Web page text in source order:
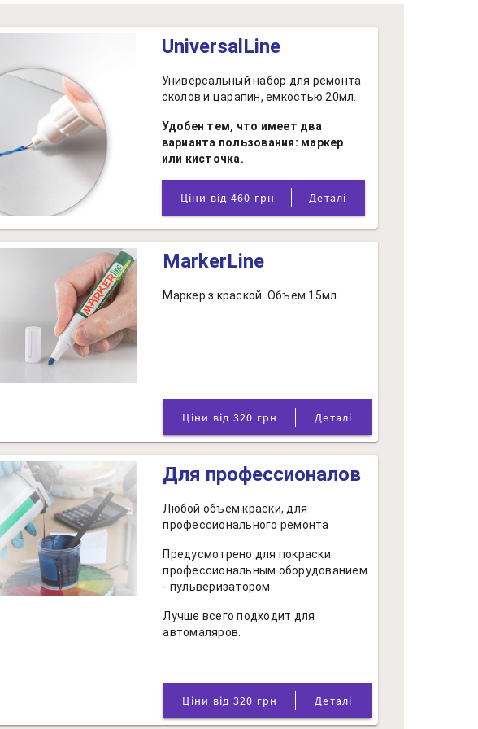
UniversalLine
Универсальный набор для ремонта
сколов и царапин, емкостью 20мл.
Удобен тем, что имеет два
варианта пользования: маркер
или кисточка.
Ціни від 460 грн Деталі
MarkerLine
Маркер з краской. Объем 15мл.
Ціни від 320 грн Деталі
Для профессионалов
Любой объем краски, для
профессионального ремонта
Предусмотрено для покраски
профессиональным оборудованием
- пульверизатором.
Лучше всего подходит для
автомаляров.
Ціни від 320 грн Деталі